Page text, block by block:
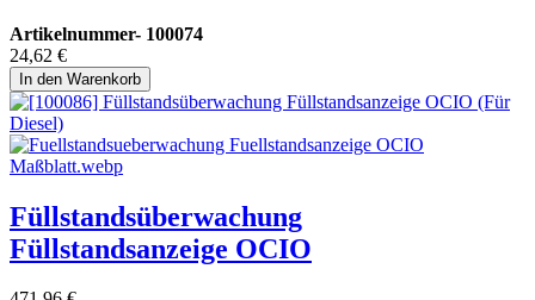
Artikelnummer- 100074
24,62 €
In den Warenkorb
Füllstandsüberwachung
Füllstandsanzeige OCIO